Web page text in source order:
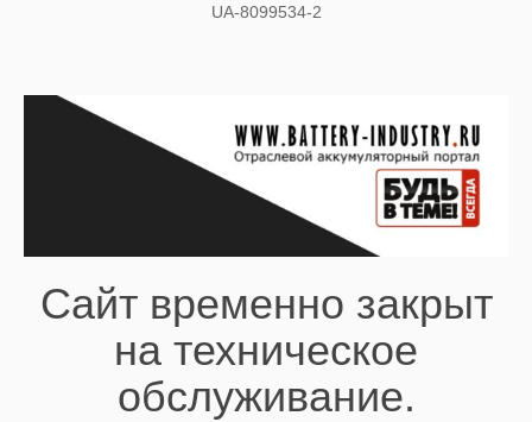
UA-8099534-2
Сайт временно закрыт
на техническое
обслуживание.